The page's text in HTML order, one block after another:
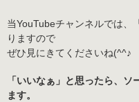
当YouTubeチャンネルでは、
りますので
ぜひ見にきてくださいね(^^♪
「いいなぁ」と思ったら、
ます。